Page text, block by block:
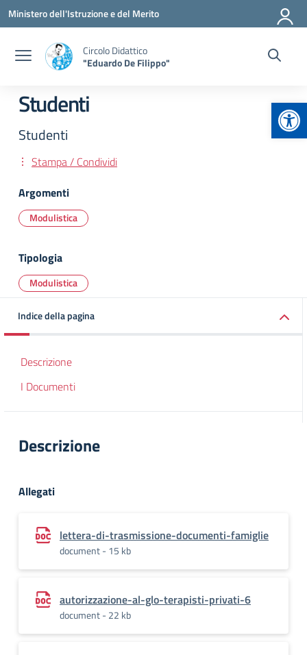
Vai ai contenuti
Vai al menu di navigazione
Vai al footer
Ministero dell'Istruzione e del Merito
Circolo Didattico
"Eduardo De Filippo"
Studenti
Studenti
Stampa / Condividi
Argomenti
Modulistica
Tipologia
Modulistica
Indice della pagina
Descrizione
I Documenti
Descrizione
Allegati
lettera-di-trasmissione-documenti-famiglie
document - 15 kb
autorizzazione-al-glo-terapisti-privati-6
document - 22 kb